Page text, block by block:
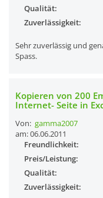
Qualität:
Zuverlässigkeit:
Sehr zuverlässig und
Spass.
Kopieren von 200
Internet- Seite in
Von: gamma2007
am: 06.06.2011
Freundlichkeit:
Preis/Leistung:
Qualität:
Zuverlässigkeit: